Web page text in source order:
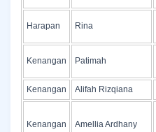
Harapan Rina
Kenangan Patimah
Kenangan Alifah Rizqiana
Kenangan Amellia Ardhany